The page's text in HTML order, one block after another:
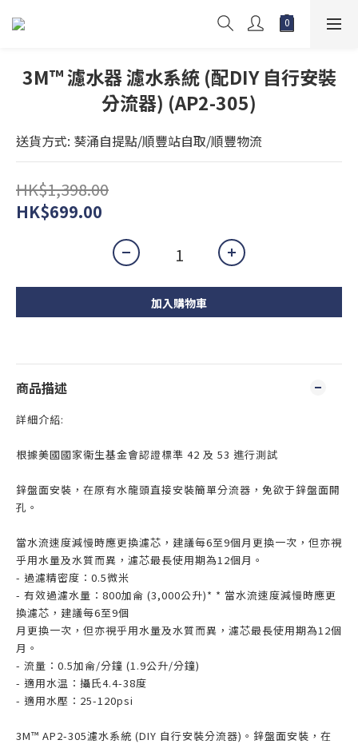
3M™ 濾水器 濾水系統 (配DIY 自行安裝
分流器) (AP2-305)
送貨方式: 葵涌自提點/順豐站自取/順豐物流
HK$1,398.00
HK$699.00
加入購物車
商品描述
詳細介紹:
根據美國國家衞生基金會認證標準 42 及 53 進行測試
鋅盤面安裝，在原有水龍頭直接安裝簡單分流器，免欲于鋅盤面開
孔。
當水流速度減慢時應更換濾芯，建議每6至9個月更換一次，但亦視
乎用水量及水質而異，濾芯最長使用期為12個月。
- 過濾精密度：0.5微米
- 有效過濾水量：800加侖 (3,000公升)* * 當水流速度減慢時應更
換濾芯，建議每6至9個
月更換一次，但亦視乎用水量及水質而異，濾芯最長使用期為12個
月。
- 流量：0.5加侖/分鐘 (1.9公升/分鐘)
- 適用水温：攝氏4.4-38度
- 適用水壓：25-120psi
3M™ AP2-305濾水系統 (DIY 自行安裝分流器)。鋅盤面安裝，在